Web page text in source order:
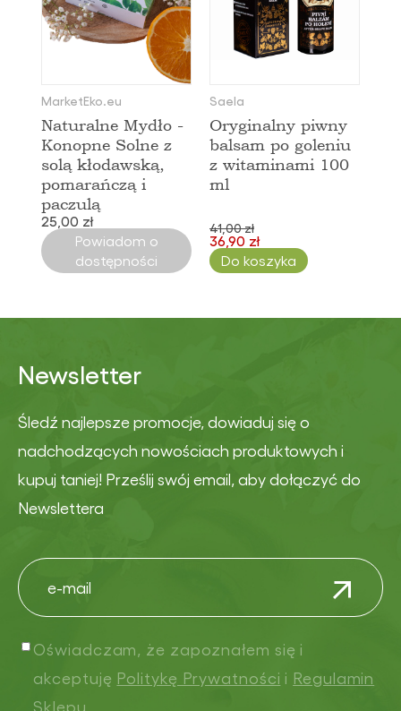
MarketEko.eu
Naturalne Mydło -
Konopne Solne z
solą kłodawską,
pomarańczą i
paczulą
25,00 zł
Powiadom o
dostępności
Saela
Oryginalny piwny
balsam po goleniu
z witaminami 100
ml
41,00 zł
36,90 zł
Do koszyka
Newsletter
Śledź najlepsze promocje, dowiaduj się o
nadchodzących nowościach produktowych i
kupuj taniej! Prześlij swój email, aby dołączyć do
Newslettera
Oświadczam, że zapoznałem się i
akceptuję Politykę Prywatności i Regulamin
Sklepu